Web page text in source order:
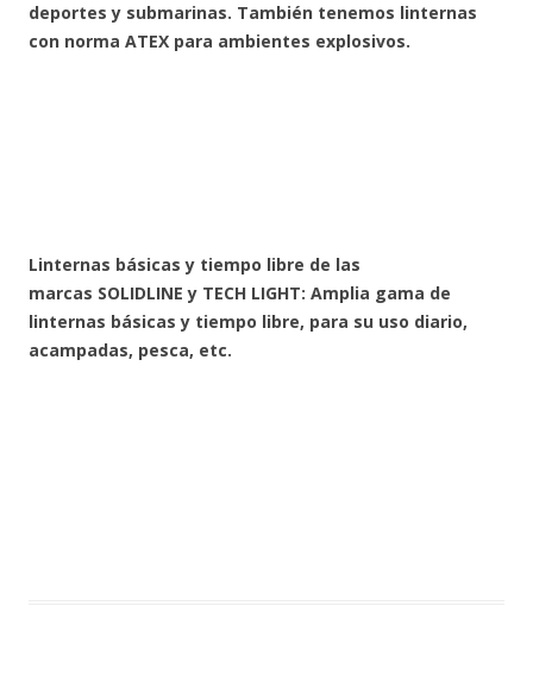
deportes y submarinas. También tenemos linternas
con norma ATEX para ambientes explosivos.
Linternas básicas y tiempo libre de las
marcas SOLIDLINE y TECH LIGHT: Amplia gama de
linternas básicas y tiempo libre, para su uso diario,
acampadas, pesca, etc.